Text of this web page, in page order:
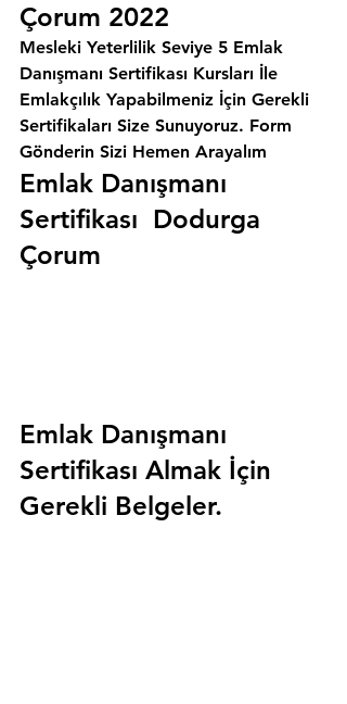
Çorum 2022
Mesleki Yeterlilik Seviye 5 Emlak
Danışmanı Sertifikası Kursları İle
Emlakçılık Yapabilmeniz İçin Gerekli
Sertifikaları Size Sunuyoruz. Form
Gönderin Sizi Hemen Arayalım
Emlak Danışmanı
Sertifikası  Dodurga
Çorum
Emlak Danışmanı
Sertifikası Almak İçin
Gerekli Belgeler.